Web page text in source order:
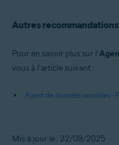
Autres recommandations
Pour en savoir plus sur l’
vous à l’article suivant :
Agent de données sensibles -
Mis à jour le : 22/09/2025